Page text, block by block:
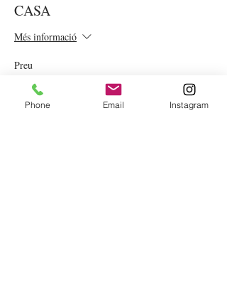
CASA
Més informació
Preu
35,00 €
Phone Email Instagram